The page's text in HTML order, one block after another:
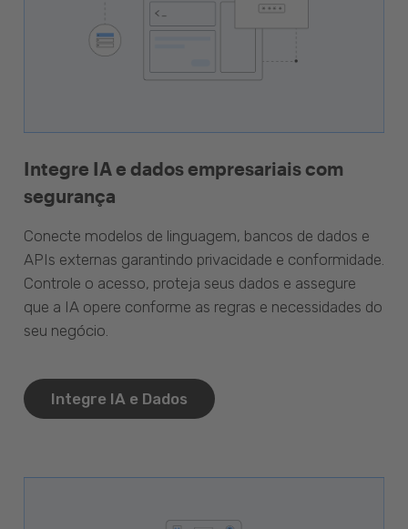
Integre IA e dados empresariais com
segurança
Conecte modelos de linguagem, bancos de dados e
APIs externas garantindo privacidade e conformidade.
Controle o acesso, proteja seus dados e assegure
que a IA opere conforme as regras e necessidades do
seu negócio.
Integre IA e Dados